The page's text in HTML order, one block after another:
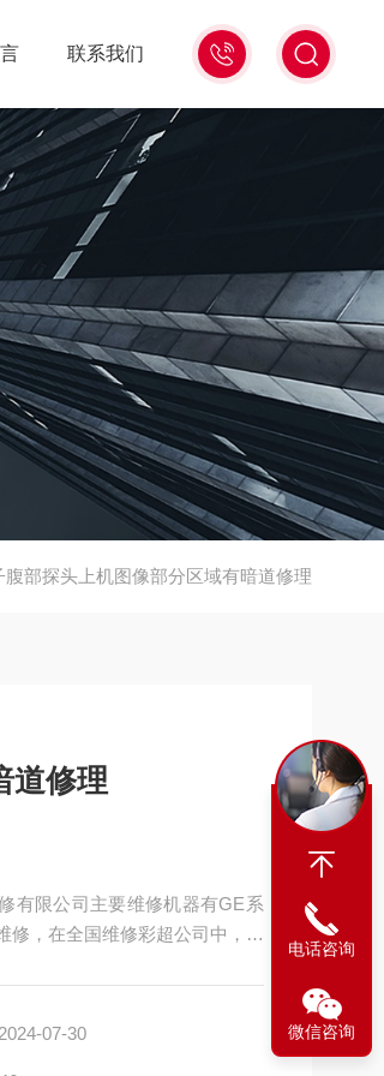
18516586104
微
联系我们
部探头上机图像部分区域有暗道修理
道修理
有限公司主要维修机器有GE系
修，在全国维修彩超公司中，接
07-30
电话咨询
微信咨询